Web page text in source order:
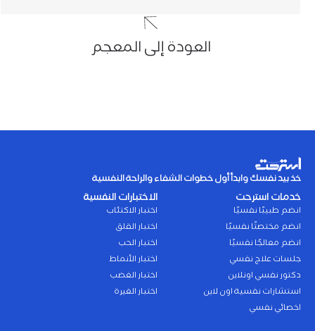
العودة إلى المعجم
خذ بيد نفسك وابدأ أول خطوات الشفاء والراحة النفسية
خدمات استرحت
انضم طبيبًا نفسيًا
انضم مختصتًا نفسيًا
انضم معالجًا نفسيًا
جلسات علاج نفسي
دكتور نفسي اونلاين
استشارات نفسية اون لاين
اخصائي نفسي
الاختبارات النفسية
اختبار الاكتئاب
اختبار القلق
اختبار الحب
اختبار الأنماط
اختبار الغضب
اختبار الغيرة